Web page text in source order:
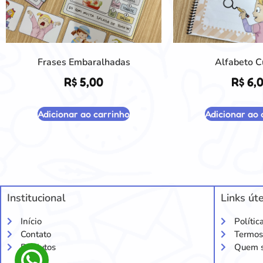
Frases Embaralhadas
R$ 5,00
Adicionar ao carrinho
Alfabeto
R$
Adicionar ao
Institucional
Início
Contato
Produtos
Links
Quem